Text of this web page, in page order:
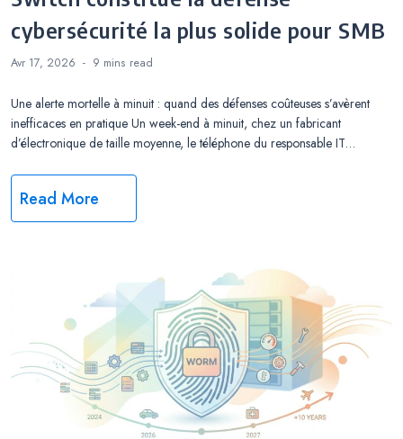
cybersécurité la plus solide pour SMB
Avr 17, 2026 9 mins read
Une alerte mortelle à minuit : quand des défenses coûteuses s’avèrent
inefficaces en pratique Un week-end à minuit, chez un fabricant
d’électronique de taille moyenne, le téléphone du responsable IT…
Read More